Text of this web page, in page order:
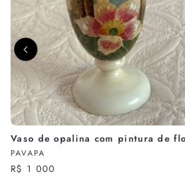
Vaso de opalina com pintura de
PAVAPA
R$ 1 000